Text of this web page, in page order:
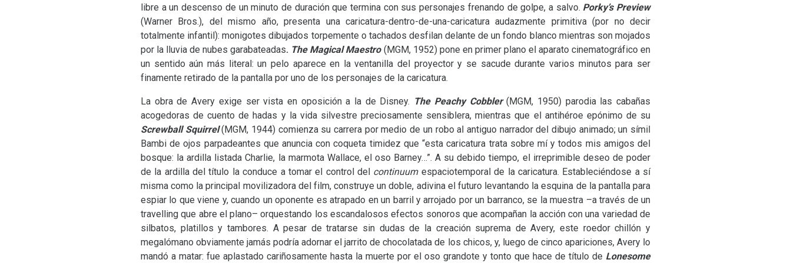
libre a un descenso de un minuto de duración que termina con sus personajes frenando de golpe, a salvo. Porky’s Preview
(Warner Bros.), del mismo año, presenta una caricatura-dentro-de-una-caricatura audazmente primitiva (por no decir
totalmente infantil): monigotes dibujados torpemente o tachados desfilan delante de un fondo blanco mientras son mojados
por la lluvia de nubes garabateadas. The Magical Maestro(MGM, 1952) pone en primer plano el aparato cinematográfico en
un sentido aún más literal: un pelo aparece en la ventanilla del proyector y se sacude durante varios minutos para ser
finamente retirado de la pantalla por uno de los personajes de la caricatura.
La obra de Avery exige ser vista en oposición a la de Disney. The Peachy Cobbler(MGM, 1950) parodia las cabañas
acogedoras de cuento de hadas y la vida silvestre preciosamente sensiblera, mientras que el antihéroe epónimo de su
Screwball Squirrel(MGM, 1944) comienza su carrera por medio de un robo al antiguo narrador del dibujo animado; un símil
Bambi de ojos parpadeantes que anuncia con coqueta timidez que “esta caricatura trata sobre mí y todos mis amigos del
bosque: la ardilla listada Charlie, la marmota Wallace, el oso Barney…”. A su debido tiempo, el irreprimible deseo de poder
de la ardilla del título la conduce a tomar el control del continuum espaciotemporal de la caricatura. Estableciéndose a sí
misma como la principal movilizadora del film, construye un doble, adivina el futuro levantando la esquina de la pantalla para
espiar lo que viene y, cuando un oponente es atrapado en un barril y arrojado por un barranco, se la muestra –a través de un
travelling que abre el plano– orquestando los escandalosos efectos sonoros que acompañan la acción con una variedad de
silbatos, platillos y tambores. A pesar de tratarse sin dudas de la creación suprema de Avery, este roedor chillón y
megalómano obviamente jamás podría adornar el jarrito de chocolatada de los chicos, y, luego de cinco apariciones, Avery lo
mandó a matar: fue aplastado cariñosamente hasta la muerte por el oso grandote y tonto que hace de título de Lonesome